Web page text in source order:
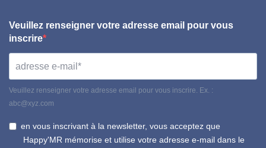
Veuillez renseigner votre adresse email pour vous
inscrire
Veuillez renseigner votre adresse email pour vous inscrire. Ex. :
abc@xyz.com
en vous inscrivant à la newsletter, vous acceptez que
Happy'MR mémorise et utilise votre adresse e-mail dans le